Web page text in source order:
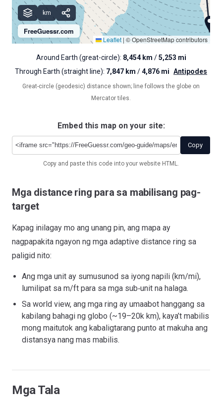
FreeGuessr.com
Leaflet | © OpenStreetMap contributors
km
Around Earth (great-circle): 8,454 km /5,253 mi
Through Earth (straight line): 7,847 km /4,876 mi Antipodes
Great-circle (geodesic) distance shown; line follows the globe on
Mercator tiles.
Embed this map on your site:
Copy
Copy and paste this code into your website HTML.
Mga distance ring para sa mabilisang pag-
target
Kapag inilagay mo ang unang pin, ang mapa ay
nagpapakita ngayon ng mga adaptive distance ring sa
paligid nito:
Ang mga unit ay sumusunod sa iyong napili (km/mi),
lumilipat sa m/ft para sa mga sub‑unit na halaga.
Sa world view, ang mga ring ay umaabot hanggang sa
kabilang bahagi ng globo (~19–20k km), kaya’t mabilis
mong maitutok ang kabaligtarang punto at makuha ang
distansya nang mas mabilis.
Mga Tala